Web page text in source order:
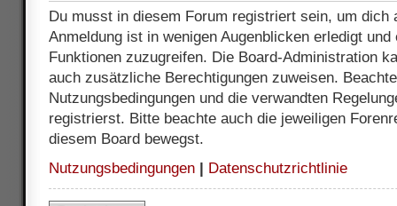
Du musst in diesem Forum registriert sein, um dich
Anmeldung ist in wenigen Augenblicken erledigt
Funktionen zuzugreifen. Die Board-Administration
auch zusätzliche Berechtigungen zuweisen.
Nutzungsbedingungen und die verwandten
registrierst. Bitte beachte auch die jeweiligen
diesem Board bewegst.
Nutzungsbedingungen
Datenschutzrichtlinie